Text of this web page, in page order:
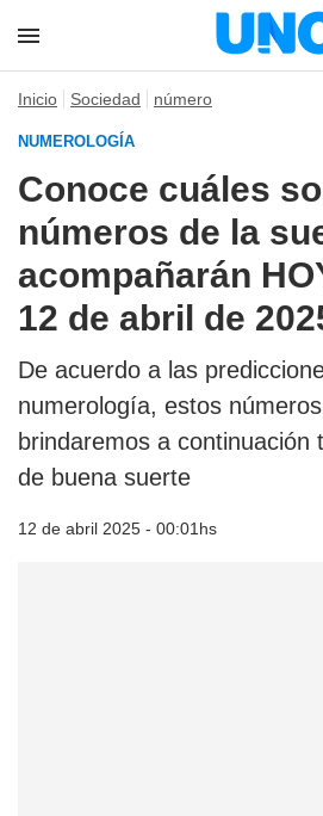
Inicio Sociedad número
NUMEROLOGÍA
Conoce cuáles
números de la
acompañarán
12 de abril de
De acuerdo a las
numerología, estos
brindaremos a continuación
de buena suerte
12 de abril 2025 - 00:01hs